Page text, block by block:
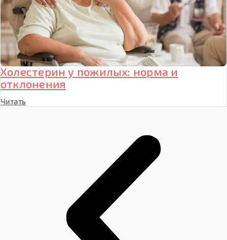
Холестерин у пожилых: норма и
отклонения
Читать